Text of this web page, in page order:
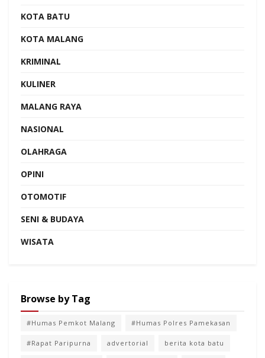
KOTA BATU
KOTA MALANG
KRIMINAL
KULINER
MALANG RAYA
NASIONAL
OLAHRAGA
OPINI
OTOMOTIF
SENI & BUDAYA
WISATA
Browse by Tag
#Humas Pemkot Malang #Humas Polres Pamekasan
#Rapat Paripurna advertorial berita kota batu